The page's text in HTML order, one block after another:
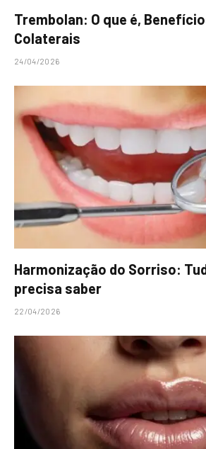
Trembolan: O que é,
Colaterais
24/04/2026
Harmonização do Sorriso:
precisa saber
22/04/2026